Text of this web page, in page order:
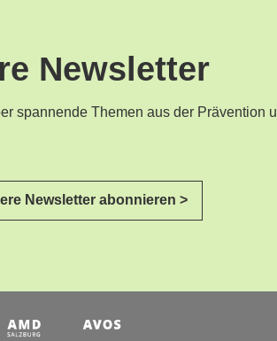
Newsletter
spannende Themen aus der Prävention
Newsletter abonnieren >